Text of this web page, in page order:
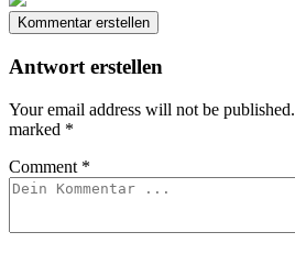
Kommentar erstellen
Antwort erstellen
Your email address will not be published.
marked *
Comment *